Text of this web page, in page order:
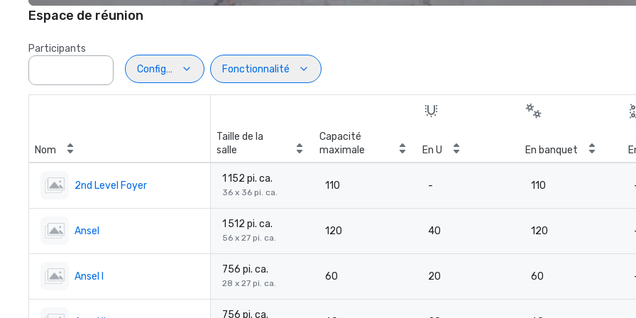
Espace de réunion
Participants
Configuration
Fonctionnalité
Nom
Taille de la
salle
Capacité
maximale
En U En banquet
2nd Level Foyer
1 152 pi. ca.
36 x 36 pi. ca.
110 - 110
Ansel
1 512 pi. ca.
56 x 27 pi. ca.
120 40 120
Ansel I
756 pi. ca.
28 x 27 pi. ca.
60 20 60
756 pi. ca.